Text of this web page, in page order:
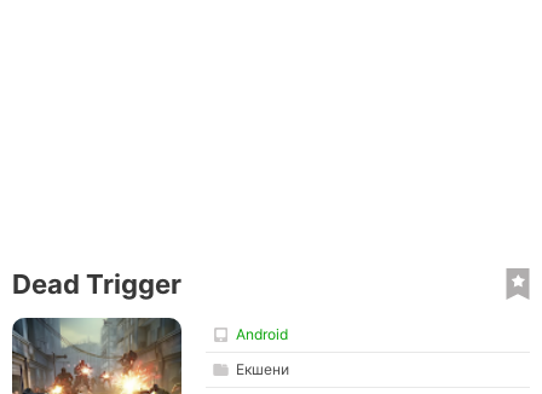
Dead Trigger
Android
Екшени